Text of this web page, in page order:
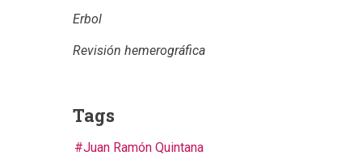
Erbol
Revisión hemerográfica
Tags
Juan Ramón Quintana